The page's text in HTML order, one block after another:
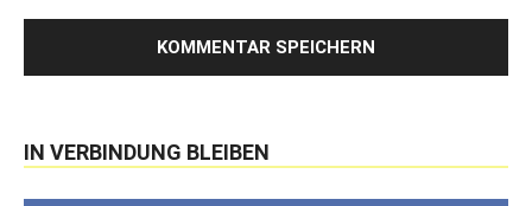
IN VERBINDUNG BLEIBEN